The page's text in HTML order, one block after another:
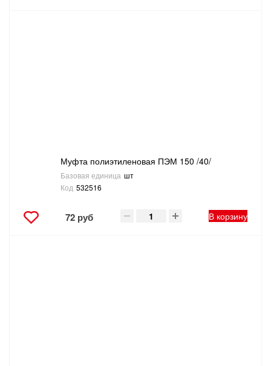
Муфта полиэтиленовая ПЭМ 150 /40/
Базовая единица шт
Код 532516
72 руб В корзину